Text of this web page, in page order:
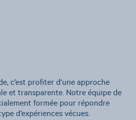
c’est profiter d’une approche
et transparente. Notre équipe de
formée pour répondre
d’expériences vécues.